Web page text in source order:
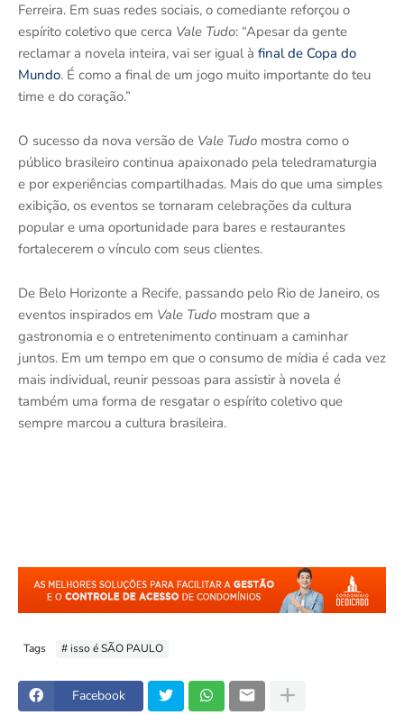
Ferreira. Em suas redes sociais, o comediante reforçou o
espírito coletivo que cerca Vale Tudo: “Apesar da gente
reclamar a novela inteira, vai ser igual à final de Copa do
Mundo. É como a final de um jogo muito importante do teu
time e do coração.”
O sucesso da nova versão de Vale Tudo mostra como o
público brasileiro continua apaixonado pela teledramaturgia
e por experiências compartilhadas. Mais do que uma simples
exibição, os eventos se tornaram celebrações da cultura
popular e uma oportunidade para bares e restaurantes
fortalecerem o vínculo com seus clientes.
De Belo Horizonte a Recife, passando pelo Rio de Janeiro, os
eventos inspirados em Vale Tudo mostram que a
gastronomia e o entretenimento continuam a caminhar
juntos. Em um tempo em que o consumo de mídia é cada vez
mais individual, reunir pessoas para assistir à novela é
também uma forma de resgatar o espírito coletivo que
sempre marcou a cultura brasileira.
Tags # isso é SÃO PAULO
Facebook